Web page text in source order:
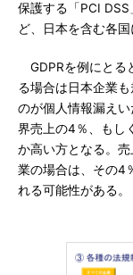
保護する「PCI
ど、日本を含む各
GDPRを例にとる
る場合は日本企業
のが個人情報漏え
界売上の4％、もし
か高い方となる。
業の場合は、その4
れる可能性がある。